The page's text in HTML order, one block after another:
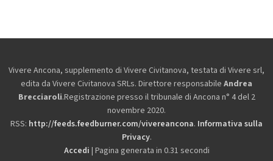
Vivere Ancona, supplemento di Vivere Civitanova, testata di Vivere srl,
edita da Vivere Civitanova SRLs. Direttore responsabile Andrea
Brecciaroli.Registrazione presso il tribunale di Ancona n° 4 del 2
novembre 2020.
RSS: http://feeds.feedburner.com/vivereancona. Informativa sulla
Privacy.
Accedi | Pagina generata in 0.31 secondi